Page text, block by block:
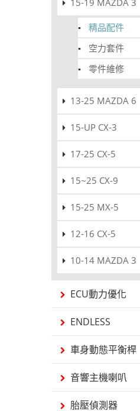
15-19 MAZDA 3
精品配件
空力套件
零件維修
13-25 MAZDA 6
15-UP CX-3
17-25 CX-5
15~25 CX-9
15-25 MX-5
12-16 CX-5
10-14 MAZDA 3
ECU動力優化
ENDLESS
車身動態平衡桿
音響主機喇叭
胎壓偵測器